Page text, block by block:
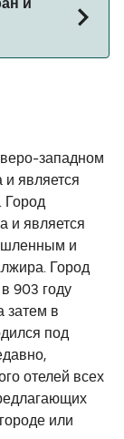
и
западном
является
Город
и является
и
Город
903 году
затем в
под
отелей всех
или